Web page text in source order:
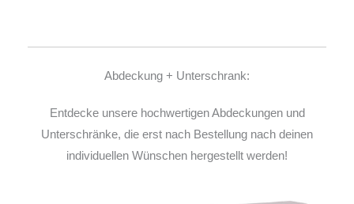
Abdeckung + Unterschrank:
Entdecke unsere hochwertigen Abdeckungen und
Unterschränke, die erst nach Bestellung nach deinen
individuellen Wünschen hergestellt werden!